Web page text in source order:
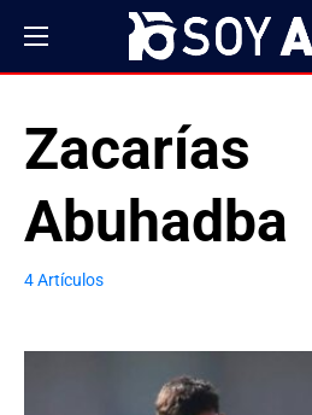
Zacarías
Abuhadba
4 Artículos